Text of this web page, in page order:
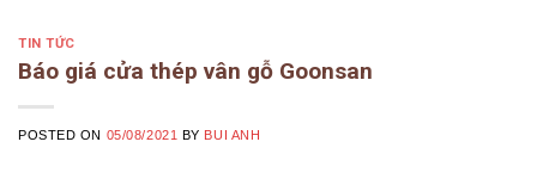
TIN TỨC
Báo giá cửa thép vân gỗ Goonsan
POSTED ON 05/08/2021 BY BUI ANH